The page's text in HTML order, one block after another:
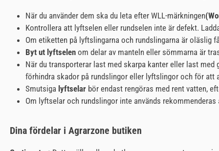
När du använder dem ska du leta efter WLL-märkningen
Kontrollera att lyftselen eller rundselen inte är defekt.
Om etiketten på lyftslingarna och rundslingarna är oläslig
Byt ut lyftselen om delar av manteln eller sömmarna är
När du transporterar last med skarpa kanter eller last
förhindra skador på rundslingor eller lyftslingor och för
Smutsiga lyftselar bör endast rengöras med rent vatten,
Om lyftselar och rundslingor inte används
Dina fördelar i Agrarzone butiken